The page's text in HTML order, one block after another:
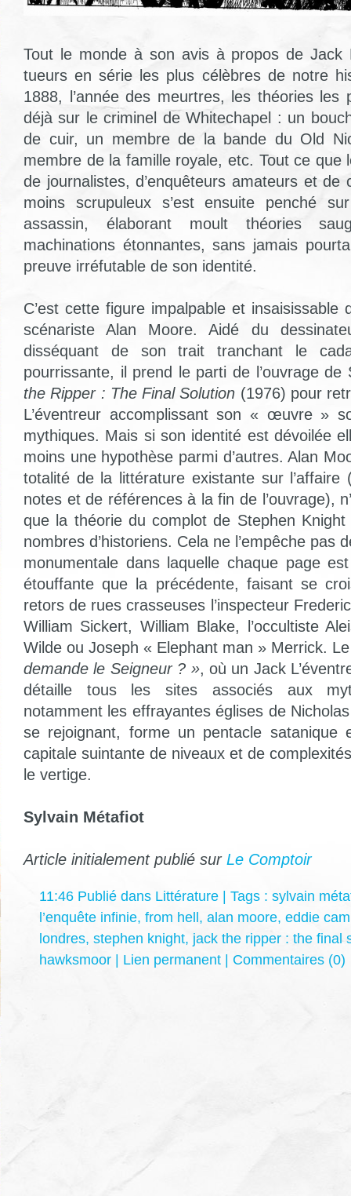
Tout le monde à son avis à propos de Jack
tueurs en série les plus célèbres de notre
1888, l’année des meurtres, les théories les
déjà sur le criminel de Whitechapel : un
de cuir, un membre de la bande du Old
membre de la famille royale, etc. Tout ce que
de journalistes, d’enquêteurs amateurs et de
moins scrupuleux s’est ensuite penché
assassin, élaborant moult théories
machinations étonnantes, sans jamais
preuve irréfutable de son identité.
C’est cette figure impalpable et insaisissable
scénariste Alan Moore. Aidé du
disséquant de son trait tranchant le
pourrissante, il prend le parti de l’ouvrage
the Ripper : The Final Solution (1976) pour
L’éventreur accomplissant son « œuvre »
mythiques. Mais si son identité est dévoilée
moins une hypothèse parmi d’autres. Alan
totalité de la littérature existante sur
notes et de références à la fin de l’ouvrage),
que la théorie du complot de Stephen
nombres d’historiens. Cela ne l’empêche pas
monumentale dans laquelle chaque page
étouffante que la précédente, faisant se
retors de rues crasseuses l’inspecteur
William Sickert, William Blake, l’occultiste
Wilde ou Joseph « Elephant man » Merrick.
demande le Seigneur ? », où un Jack
détaille tous les sites associés aux
notamment les effrayantes églises de
se rejoignant, forme un pentacle satanique
capitale suintante de niveaux et de
le vertige.
Sylvain Métafiot
Article initialement publié sur Le Comptoir
11:46 Publié dans Littérature | Tags : sylvain
l’enquête infinie, from hell, alan moore, eddie
londres, stephen knight, jack the ripper : the final
hawksmoor | Lien permanent | Commentaires (0)